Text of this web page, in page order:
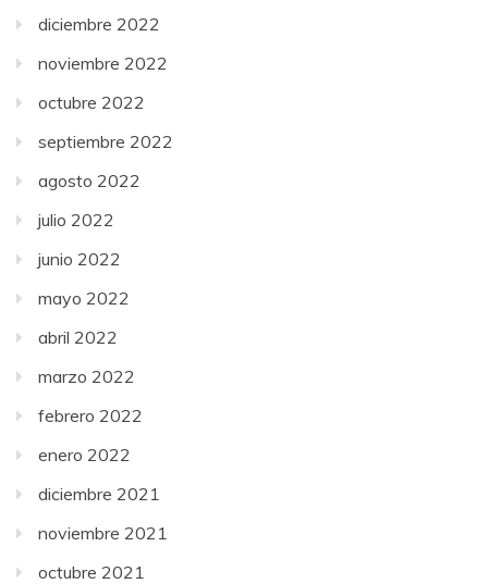
diciembre 2022
noviembre 2022
octubre 2022
septiembre 2022
agosto 2022
julio 2022
junio 2022
mayo 2022
abril 2022
marzo 2022
febrero 2022
enero 2022
diciembre 2021
noviembre 2021
octubre 2021